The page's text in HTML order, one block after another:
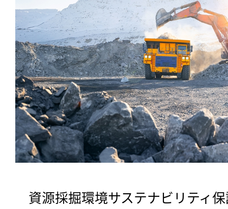
資源採掘環境サステナビリティ